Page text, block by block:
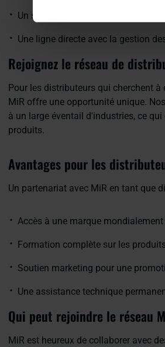
Un support technique dédié
Une ligne directe avec la gestion
Rejoignez le réseau de
Pour les distributeurs qui cherchent
MiR offre une opportunité unique.
à un large éventail d'industries, ce
produits.
Avantages pour les
Un partenariat avec MiR en tant que
Accès à une marque
Formation complète sur les
Soutien marketing pour une
Une assistance technique
Qui peut rejoindre le réseau
MiR est heureux de collaborer avec